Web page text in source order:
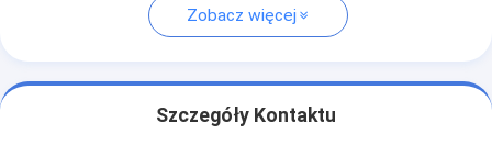
Zobacz więcej
Szczegóły Kontaktu